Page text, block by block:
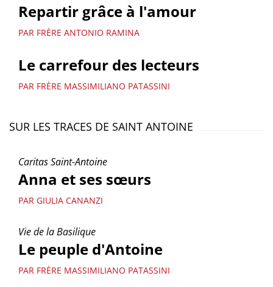
Repartir grâce à l'amour
PAR FRÈRE ANTONIO RAMINA
Le carrefour des lecteurs
PAR FRÈRE MASSIMILIANO PATASSINI
SUR LES TRACES DE SAINT ANTOINE
Caritas Saint-Antoine
Anna et ses sœurs
PAR GIULIA CANANZI
Vie de la Basilique
Le peuple d'Antoine
PAR FRÈRE MASSIMILIANO PATASSINI